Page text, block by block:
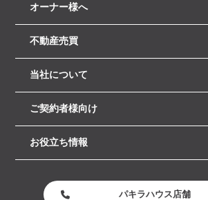
オーナー様へ
不動産売買
当社について
ご契約者様向け
お役立ち情報
パキラハウス店舗